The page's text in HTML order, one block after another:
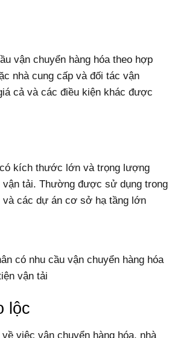
vận chuyển hàng hóa theo hợp
nhà cung cấp và đối tác vận
cả và các điều kiện khác được
kích thước lớn và trọng lượng
tải. Thường được sử dụng trong
các dự án cơ sở hạ tầng lớn
có nhu cầu vận chuyển hàng hóa
vận tải
lộc
việc vận chuyển hàng hóa, nhà